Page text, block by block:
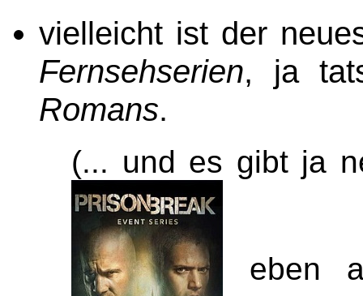
vielleicht ist der
Fernsehserien, ja
Romans.
(... und es gibt ja
eben